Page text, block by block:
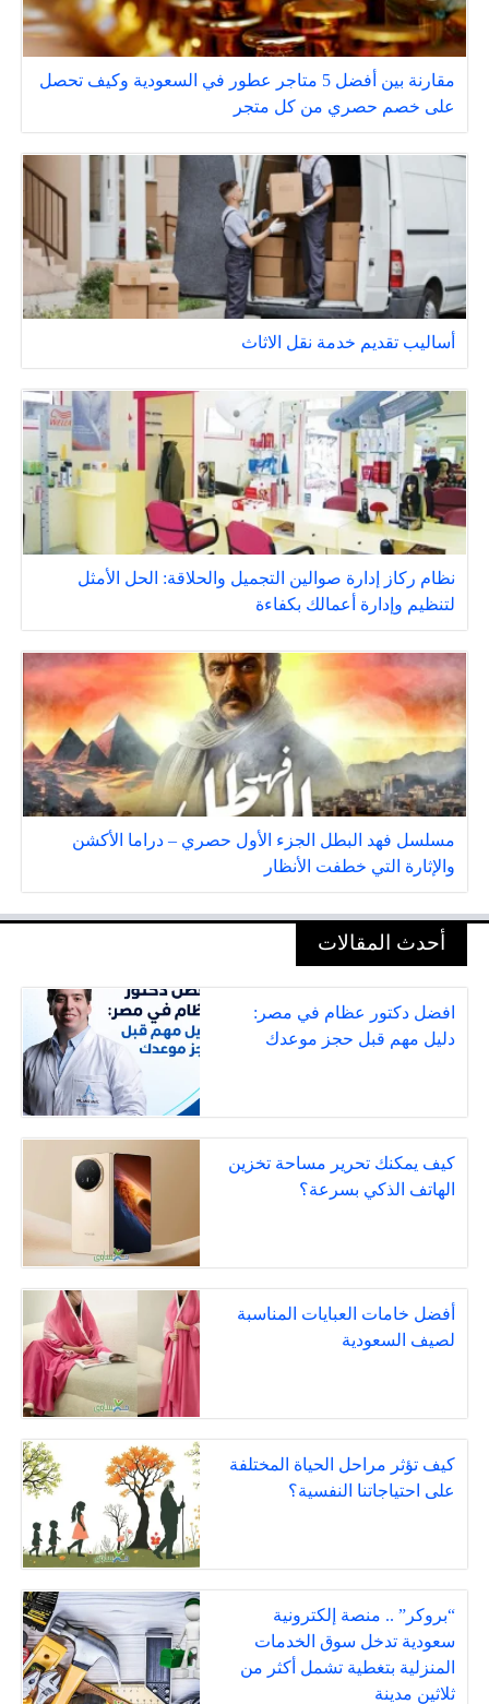
مقارنة بين أفضل 5 متاجر عطور في السعودية وكيف تحصل
على خصم حصري من كل متجر
أساليب تقديم خدمة نقل الاثاث
نظام ركاز إدارة صوالين التجميل والحلاقة: الحل الأمثل
لتنظيم وإدارة أعمالك بكفاءة
مسلسل فهد البطل الجزء الأول حصري – دراما الأكشن
والإثارة التي خطفت الأنظار
أحدث المقالات
افضل دكتور عظام في مصر:
دليل مهم قبل حجز موعدك
كيف يمكنك تحرير مساحة تخزين
الهاتف الذكي بسرعة؟
أفضل خامات العبايات المناسبة
لصيف السعودية
كيف تؤثر مراحل الحياة المختلفة
على احتياجاتنا النفسية؟
“بروكر” .. منصة إلكترونية
سعودية تدخل سوق الخدمات
المنزلية بتغطية تشمل أكثر من
ثلاثين مدينة